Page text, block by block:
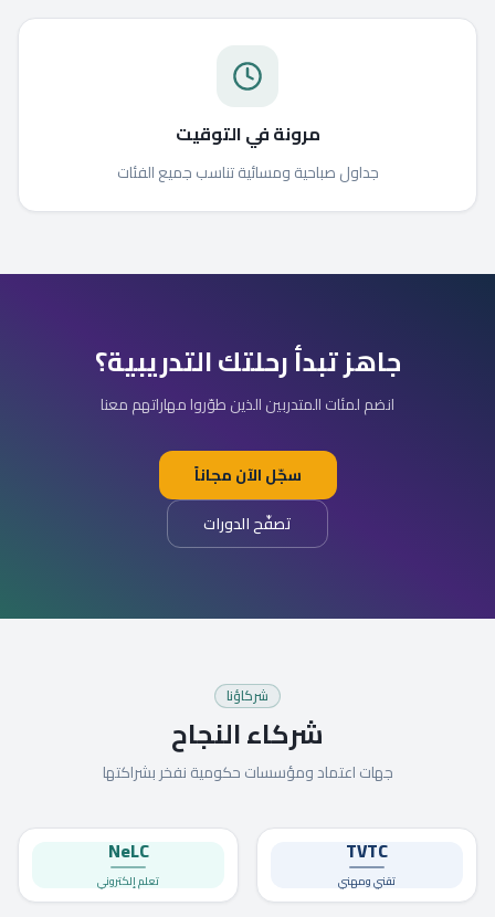
مرونة في التوقيت
جداول صباحية ومسائية تناسب جميع الفئات
جاهز تبدأ رحلتك التدريبية؟
انضم لمئات المتدربين الذين طوّروا مهاراتهم معنا
سجّل الآن مجاناً
تصفّح الدورات
شركاؤنا
شركاء النجاح
جهات اعتماد ومؤسسات حكومية نفخر بشراكتها
TVTC
تقني ومهني
NeLC
تعلم إلكتروني